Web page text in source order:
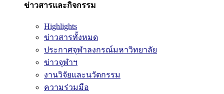
ข่าวสารและกิจกรรม
Highlights
ข่าวสารทั้งหมด
ประกาศจุฬาลงกรณ์มหาวิทยาลัย
ข่าวจุฬาฯ
งานวิจัยและนวัตกรรม
ความร่วมมือ